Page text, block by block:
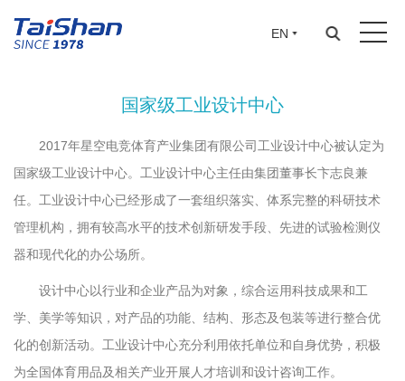
EN
国家级工业设计中心
2017年星空电竞体育产业集团有限公司工业设计中心被认定为
国家级工业设计中心。工业设计中心主任由集团董事长卞志良兼
任。工业设计中心已经形成了一套组织落实、体系完整的科研技术
管理机构，拥有较高水平的技术创新研发手段、先进的试验检测仪
器和现代化的办公场所。
设计中心以行业和企业产品为对象，综合运用科技成果和工
学、美学等知识，对产品的功能、结构、形态及包装等进行整合优
化的创新活动。工业设计中心充分利用依托单位和自身优势，积极
为全国体育用品及相关产业开展人才培训和设计咨询工作。